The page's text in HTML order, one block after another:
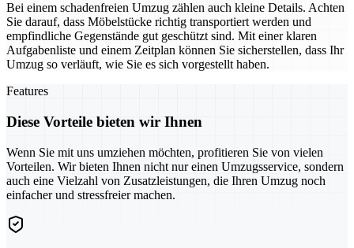
Bei einem schadenfreien Umzug zählen auch kleine Details. Achten
Sie darauf, dass Möbelstücke richtig transportiert werden und
empfindliche Gegenstände gut geschützt sind. Mit einer klaren
Aufgabenliste und einem Zeitplan können Sie sicherstellen, dass Ihr
Umzug so verläuft, wie Sie es sich vorgestellt haben.
Features
Diese Vorteile bieten wir Ihnen
Wenn Sie mit uns umziehen möchten, profitieren Sie von vielen
Vorteilen. Wir bieten Ihnen nicht nur einen Umzugsservice, sondern
auch eine Vielzahl von Zusatzleistungen, die Ihren Umzug noch
einfacher und stressfreier machen.